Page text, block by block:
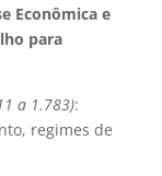
Econômica e
para
a 1.783):
regimes de